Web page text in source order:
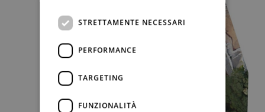
STRETTAMENTE NECESSARI
PERFORMANCE
TARGETING
FUNZIONALITÀ